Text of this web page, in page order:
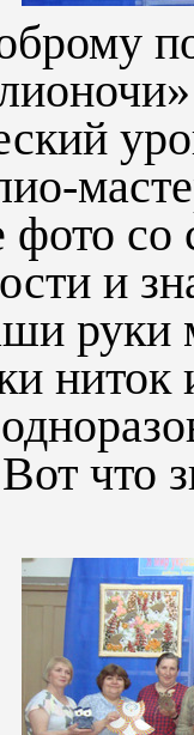
со
и
руки
ниток
что